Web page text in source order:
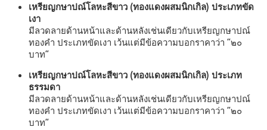
เหรียญกษาปณ์โลหะสีขาว (ทองแดงผสมนิกเกิล) ประเภทขัด
เงา
มีลวดลายด้านหน้าและด้านหลังเช่นเดียวกับเหรียญกษาปณ์
ทองคำ ประเภทขัดเงา เว้นแต่มีข้อความบอกราคาว่า “๒๐
บาท”
เหรียญกษาปณ์โลหะสีขาว (ทองแดงผสมนิกเกิล) ประเภท
ธรรมดา
มีลวดลายด้านหน้าและด้านหลังเช่นเดียวกับเหรียญกษาปณ์
ทองคำ ประเภทขัดเงา เว้นแต่มีข้อความบอกราคาว่า “๒๐
บาท”